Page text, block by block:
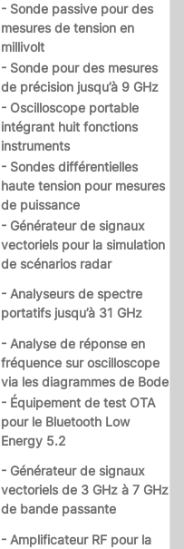
- Sonde passive pour des
mesures de tension en
millivolt
- Sonde pour des mesures
de précision jusqu’à 9 GHz
- Oscilloscope portable
intégrant huit fonctions
instruments
- Sondes différentielles
haute tension pour mesures
de puissance
- Générateur de signaux
vectoriels pour la simulation
de scénarios radar
- Analyseurs de spectre
portatifs jusqu’à 31 GHz
- Analyse de réponse en
fréquence sur oscilloscope
via les diagrammes de Bode
- Équipement de test OTA
pour le Bluetooth Low
Energy 5.2
- Générateur de signaux
vectoriels de 3 GHz à 7 GHz
de bande passante
- Amplificateur RF pour la